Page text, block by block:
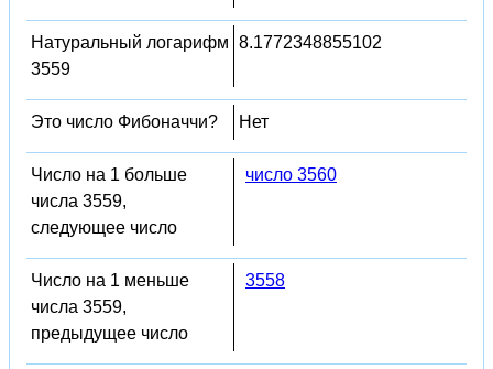
Натуральный логарифм
3559
8.1772348855102
Это число Фибоначчи? Нет
Число на 1 больше
числа 3559,
следующее число
число 3560
Число на 1 меньше
числа 3559,
предыдущее число
3558